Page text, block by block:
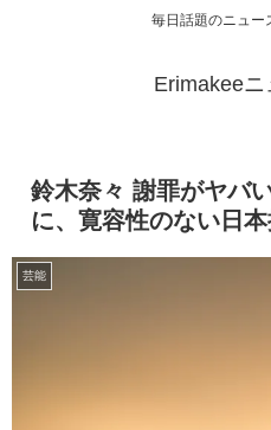
毎日話題のニュー
Erimakee
鈴木奈々 謝罪がヤバ
に、寛容性のない日本
芸能